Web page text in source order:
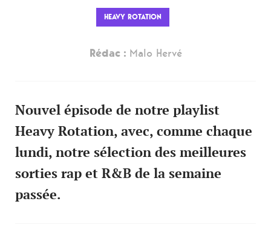
HEAVY ROTATION
Rédac : Malo Hervé
Nouvel épisode de notre playlist
Heavy Rotation, avec, comme chaque
lundi, notre sélection des meilleures
sorties rap et R&B de la semaine
passée.